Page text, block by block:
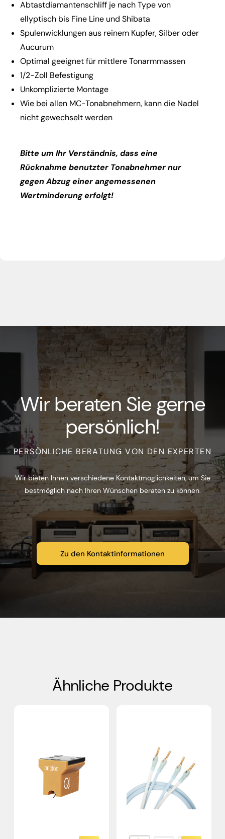
Abtastdiamantenschliff je nach Type von
ellyptisch bis Fine Line und Shibata
Spulenwicklungen aus reinem Kupfer, Silber oder
Aucurum
Optimal geeignet für mittlere Tonarmmassen
1/2-Zoll Befestigung
Unkomplizierte Montage
Wie bei allen MC-Tonabnehmern, kann die Nadel
nicht gewechselt werden
Bitte um Ihr Verständnis, dass eine
Rücknahme benutzter Tonabnehmer nur
gegen Abzug einer angemessenen
Wertminderung erfolgt!
Wir beraten Sie gerne
persönlich!
PERSÖNLICHE BERATUNG VON DEN EXPERTEN
Wir bieten Ihnen verschiedene Kontaktmöglichkeiten, um Sie
bestmöglich nach Ihren Wünschen beraten zu können.
Zu den Kontaktinformationen
Ähnliche Produkte